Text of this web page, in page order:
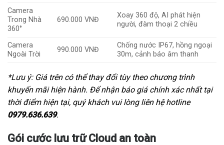
Camera
Trong Nhà
360°
690.000 VNĐ
Xoay 360 độ, AI phát hiện
người, đàm thoại 2 chiều
Camera
Ngoài Trời
990.000 VNĐ
Chống nước IP67, hồng ngoại
30m, cảnh báo âm thanh
*Lưu ý: Giá trên có thể thay đổi tùy theo chương trình
khuyến mãi hiện hành. Để nhận báo giá chính xác nhất tại
thời điểm hiện tại, quý khách vui lòng liên hệ hotline
0979.636.639.
Gói cước lưu trữ Cloud an toàn